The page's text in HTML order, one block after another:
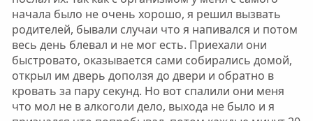
начала было не очень хорошо, я решил вызвать
родителей, бывали случаи что я напивался и потом
весь день блевал и не мог есть. Приехали они
быстровато, оказывается сами собирались домой,
открыл им дверь доползя до двери и обратно в
кровать за пару секунд. Но вот спалили они меня
что мол не в алкоголи дело, выхода не было и я